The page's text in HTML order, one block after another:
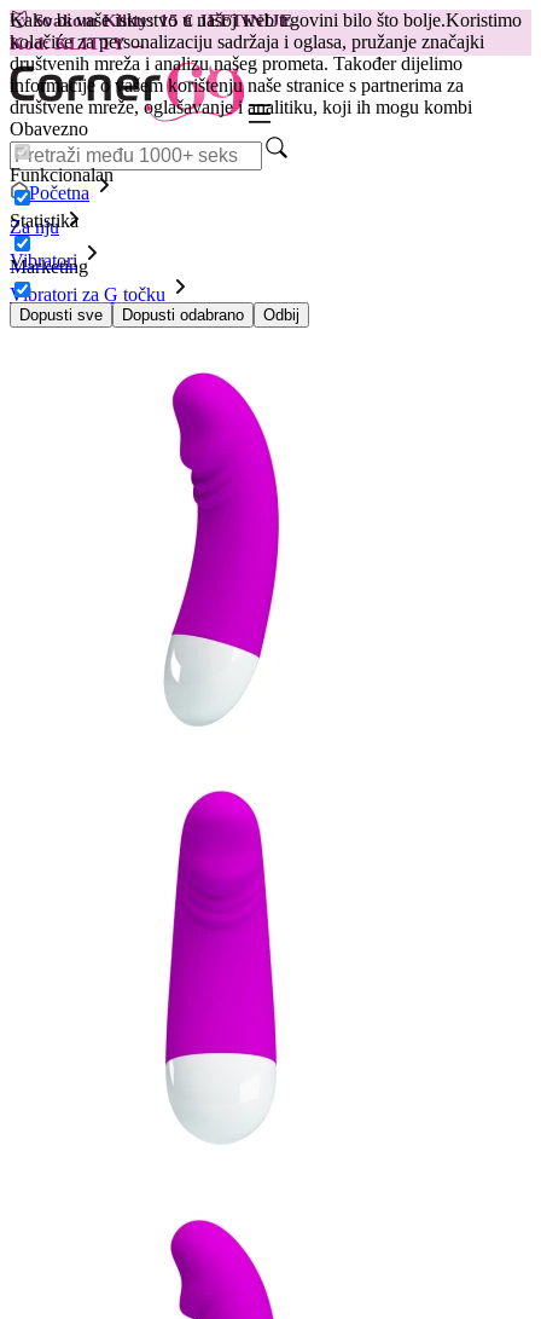
Kako bi vaše iskustvo u našoj web trgovini bilo što bolje.Koristimo
kolačiće za personalizaciju sadržaja i oglasa, pružanje značajki
društvenih mreža i analizu našeg prometa. Također dijelimo
informacije o vašem korištenju naše stranice s partnerima za
društvene mreže, oglašavanje i analitiku, koji ih mogu kombi
Obavezno
Funkcionalan
Statistika
Marketing
Dopusti sve Dopusti odabrano Odbij
😽Svakom Klitty: 15 € JEFTINIJE
Kod: KLITTY →
Početna
Za nju
Vibratori
Vibratori za G točku
Vibrator G-točke Luther